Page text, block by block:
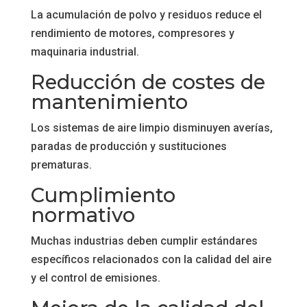
La acumulación de polvo y residuos reduce el
rendimiento de motores, compresores y
maquinaria industrial.
Reducción de costes de
mantenimiento
Los sistemas de aire limpio disminuyen averías,
paradas de producción y sustituciones
prematuras.
Cumplimiento
normativo
Muchas industrias deben cumplir estándares
específicos relacionados con la calidad del aire
y el control de emisiones.